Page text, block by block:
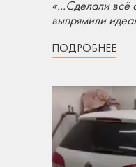
«...Сделали всё
выпрямили
ПОДРОБНЕЕ